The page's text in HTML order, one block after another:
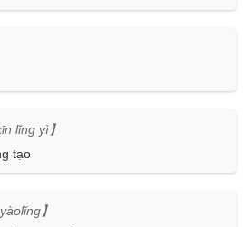
lǐng yì】
tạo
】